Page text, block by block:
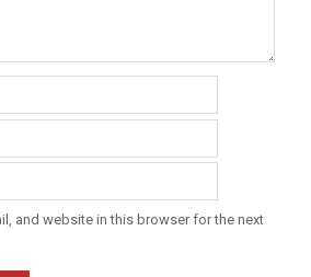
and website in this browser for the next